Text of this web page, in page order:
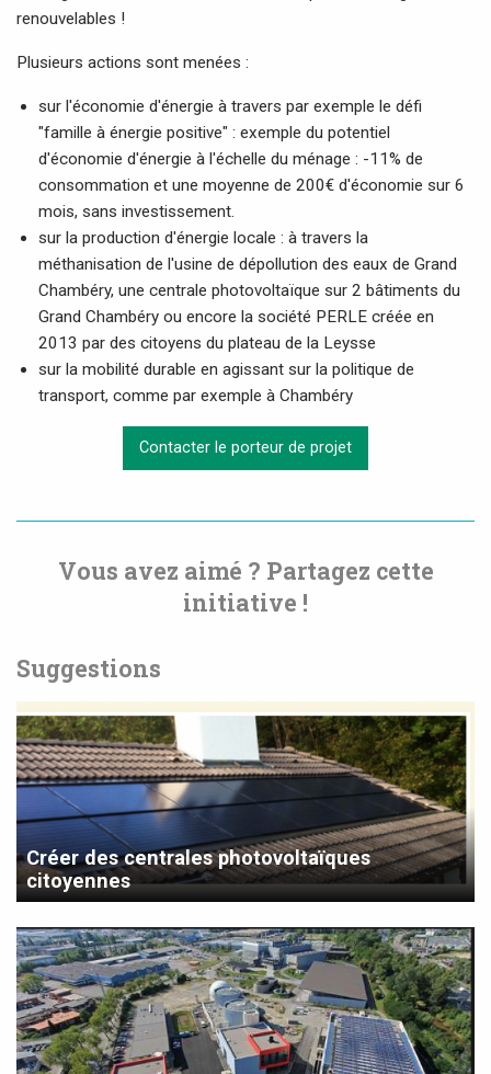
renouvelables !
Plusieurs actions sont menées :
sur l'économie d'énergie à travers par exemple le défi
"famille à énergie positive" : exemple du potentiel
d'économie d'énergie à l'échelle du ménage : -11% de
consommation et une moyenne de 200€ d'économie sur 6
mois, sans investissement.
sur la production d'énergie locale : à travers la
méthanisation de l'usine de dépollution des eaux de Grand
Chambéry, une centrale photovoltaïque sur 2 bâtiments du
Grand Chambéry ou encore la société PERLE créée en
2013 par des citoyens du plateau de la Leysse
sur la mobilité durable en agissant sur la politique de
transport, comme par exemple à Chambéry
Contacter le porteur de projet
Vous avez aimé ? Partagez cette
initiative !
Suggestions
Créer des centrales photovoltaïques
citoyennes